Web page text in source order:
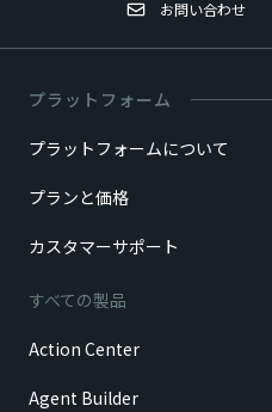
お問い合わせ
プラットフォーム
プラットフォームについて
プランと価格
カスタマーサポート
すべての製品
Action Center
Agent Builder